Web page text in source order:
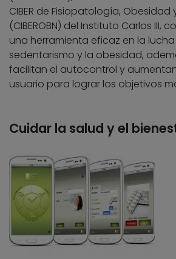
CIBER de Fisiopatología, Obesidad
(CIBEROBN) del Instituto Carlos III,
una herramienta eficaz en la
sedentarismo y la obesidad,
facilitan el autocontrol y
usuario para lograr los objetivos
Cuidar la salud y el